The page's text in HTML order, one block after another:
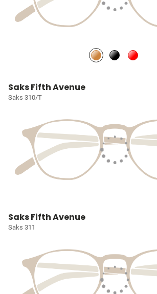
Saks Fifth Avenue
Saks 310/T
Saks Fifth Avenue
Saks 311